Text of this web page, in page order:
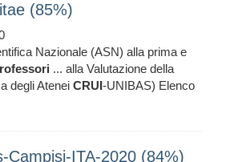
(85%)
Nazionale (ASN) alla prima e
... alla Valutazione della
degli Atenei CRUI-UNIBAS) Elenco
Campisi-ITA-2020 (84%)